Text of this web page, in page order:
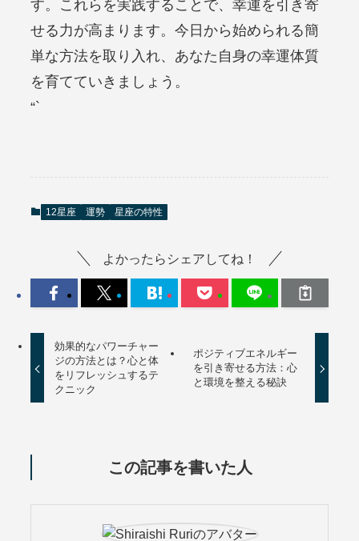
す。これらを実践することで、幸運を引き寄
せる力が高まります。今日から始められる簡
単な方法を取り入れ、あなた自身の幸運体質
を育てていきましょう。
“`
12星座 運勢 星座の特性
よかったらシェアしてね！
効果的なパワーチャー
ジの方法とは？心と体
をリフレッシュするテ
クニック
ポジティブエネルギー
を引き寄せる方法：心
と環境を整える秘訣
この記事を書いた人